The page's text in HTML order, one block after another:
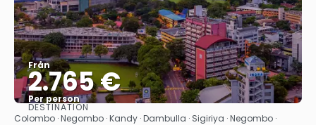
Från
2.765 €
Per person
Se
DESTINATION
Colombo · Negombo · Kandy · Dambulla · Sigiriya · Negombo ·